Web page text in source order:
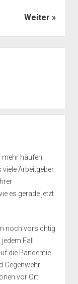
Weiter
mehr häufen
Arbeitgeber
es gerade jetzt
noch vorsichtig
Fall
die Pandemie
Gegenwehr
vor Ort